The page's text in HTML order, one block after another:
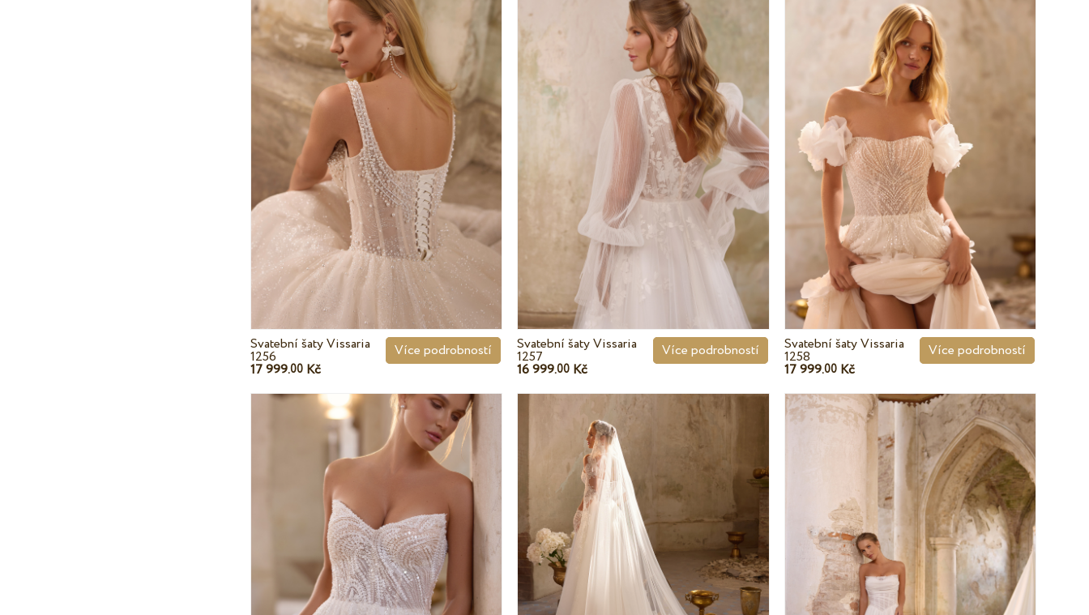
Svatební šaty Vissaria
1256
17 999.00 Kč
Více podrobností Svatební šaty Vissaria
1257
16 999.00 Kč
Více podrobností Svatební šaty Vissaria
1258
17 999.00Kč
Více podrobností